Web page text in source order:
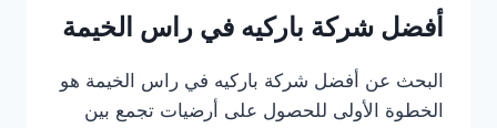
أفضل شركة باركيه في راس الخيمة
البحث عن أفضل شركة باركيه في راس الخيمة هو
الخطوة الأولى للحصول على أرضيات تجمع بين